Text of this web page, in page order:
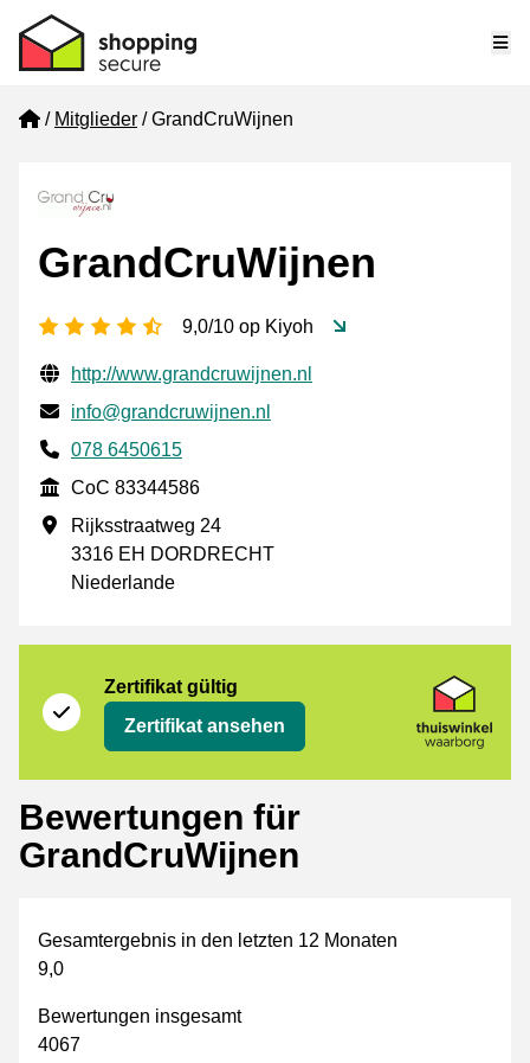
Home
Mitglieder GrandCruWijnen
GrandCruWijnen
[_General:NumberOfStarsPluralFormat]
9,0/10 op Kiyoh
Geprüfte Kontaktinformationen
Website URL
http://www.grandcruwijnen.nl
E-mail
info@grandcruwijnen.nl
Phone number
078 6450615
CoC
CoC 83344586
Geschäftsadresse
Rijksstraatweg 24
3316 EH DORDRECHT
Niederlande
Zertifikat gültig
Zertifikat ansehen
Bewertungen für
GrandCruWijnen
Gesamtergebnis in den letzten 12 Monaten
9,0
Bewertungen insgesamt
4067